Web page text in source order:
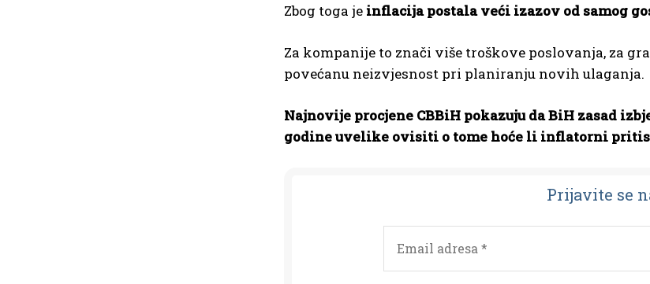
Zbog toga je inflacija postala veći izazov od samog
Za kompanije to znači više troškove poslovanja, za
povećanu neizvjesnost pri planiranju novih ulaganja.
Najnovije procjene CBBiH pokazuju da BiH zasad
godine uvelike ovisiti o tome hoće li inflatorni
Prijavite se